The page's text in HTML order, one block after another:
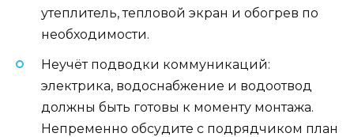
утеплитель, тепловой экран и обогрев по
необходимости.
Неучёт подводки коммуникаций:
электрика, водоснабжение и водоотвод
должны быть готовы к моменту монтажа.
Непременно обсудите с подрядчиком план